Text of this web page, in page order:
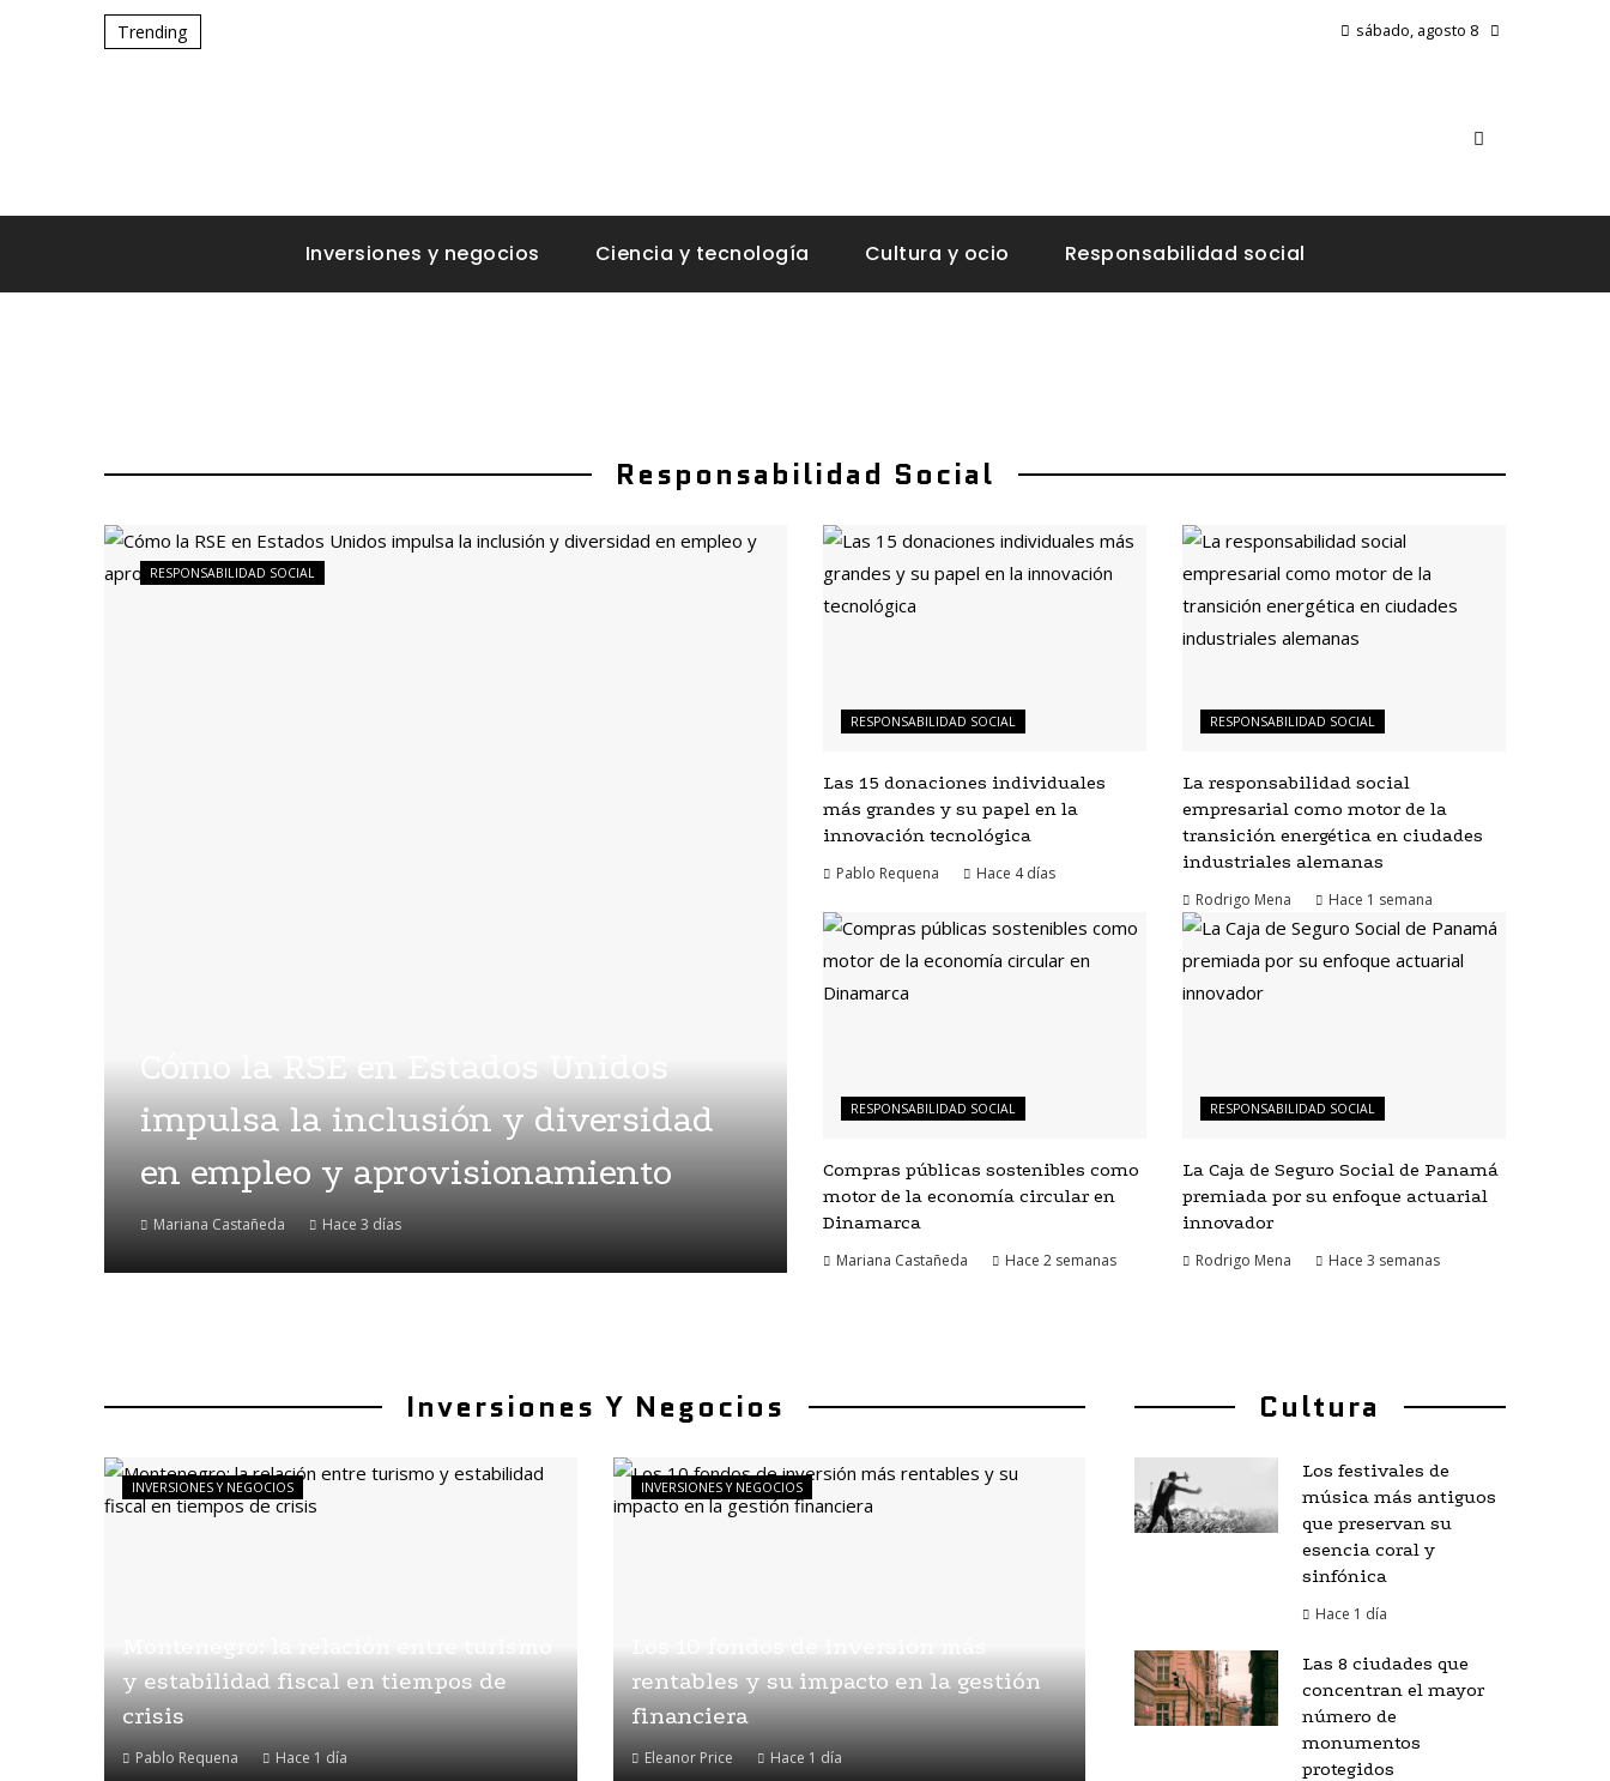
Trending sábado, agosto 8
Inversiones y negocios Ciencia y tecnología Cultura y ocio Responsabilidad social
Responsabilidad Social
Cómo la RSE en Estados Unidos
impulsa la inclusión y diversidad
en empleo y aprovisionamiento
Mariana Castañeda Hace 3 días
RESPONSABILIDAD SOCIAL
RESPONSABILIDAD SOCIAL
Las 15 donaciones individuales
más grandes y su papel en la
innovación tecnológica
Pablo Requena Hace 4 días
RESPONSABILIDAD SOCIAL
La responsabilidad social
empresarial como motor de la
transición energética en ciudades
industriales alemanas
Rodrigo Mena Hace 1 semana
RESPONSABILIDAD SOCIAL
Compras públicas sostenibles como
motor de la economía circular en
Dinamarca
Mariana Castañeda Hace 2 semanas
RESPONSABILIDAD SOCIAL
La Caja de Seguro Social de Panamá
premiada por su enfoque actuarial
innovador
Rodrigo Mena Hace 3 semanas
Inversiones Y Negocios
y estabilidad fiscal en tiempos de
crisis
Pablo Requena Hace 1 día
INVERSIONES Y NEGOCIOS
rentables y su impacto en la gestión
financiera
Eleanor Price Hace 1 día
INVERSIONES Y NEGOCIOS
Cultura
Los festivales de
música más antiguos
que preservan su
esencia coral y
sinfónica
Hace 1 día
Las 8 ciudades que
concentran el mayor
número de
monumentos
protegidos